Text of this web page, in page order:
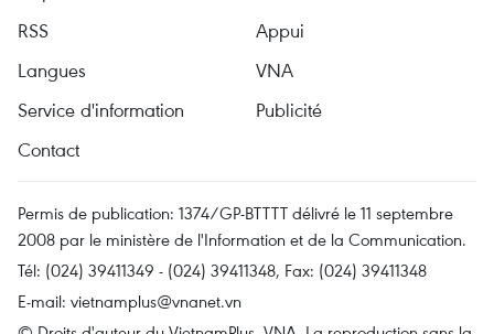
RSS
Appui
Langues
VNA
Service d'information
Publicité
Contact
Permis de publication: 1374/GP-BTTTT délivré le 11 septembre
2008 par le ministère de l'Information et de la Communication.
Tél: (024) 39411349 - (024) 39411348, Fax: (024) 39411348
E-mail: vietnamplus@vnanet.vn